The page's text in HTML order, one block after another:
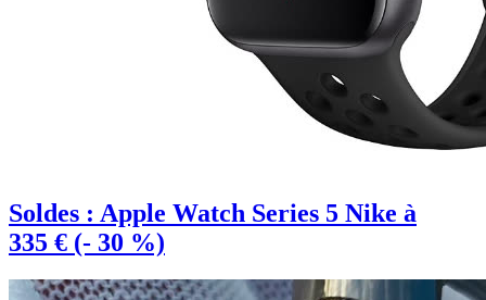
Soldes : Apple Watch Series 5 Nike à
335 € (- 30 %)